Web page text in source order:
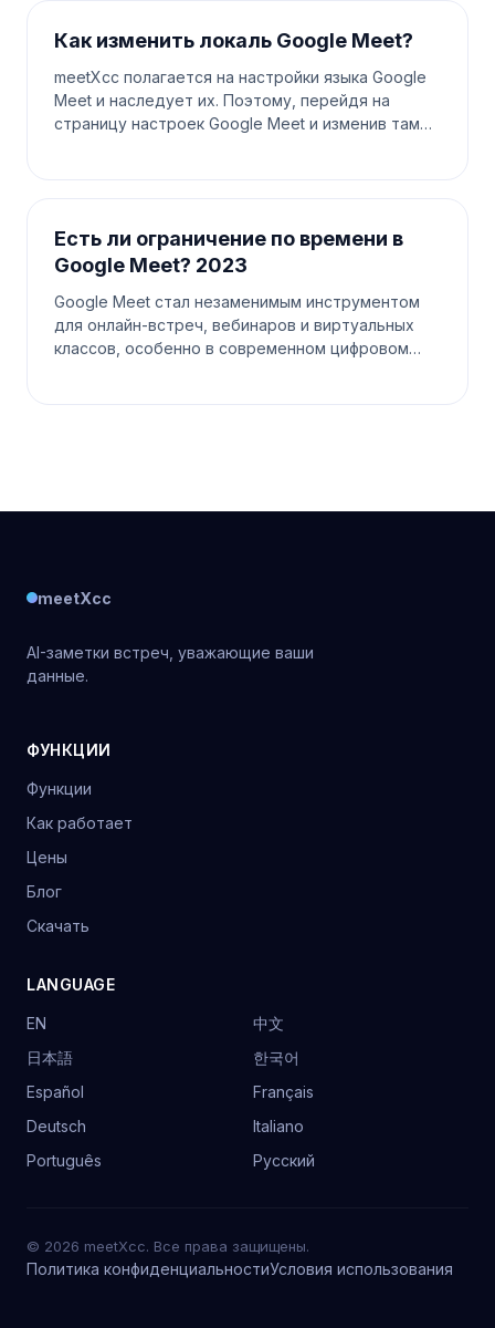
Как изменить локаль Google Meet?
meetXcc полагается на настройки языка Google
Meet и наследует их. Поэтому, перейдя на
страницу настроек Google Meet и изменив там
Есть ли ограничение по времени в
Google Meet? 2023
Google Meet стал незаменимым инструментом
для онлайн-встреч, вебинаров и виртуальных
классов, особенно в современном цифровом
meetXcc
AI-заметки встреч, уважающие ваши
данные.
ФУНКЦИИ
Функции
Как работает
Цены
Блог
Скачать
LANGUAGE
EN
中文
日本語
한국어
Español
Français
Deutsch
Italiano
Português
Русский
© 2026 meetXcc. Все права защищены.
Политика конфиденциальностиУсловия использования